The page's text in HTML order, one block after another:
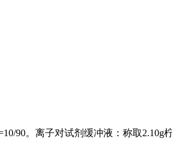
90。离子对试剂缓冲液：称取